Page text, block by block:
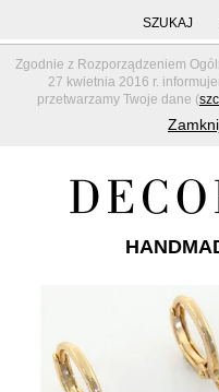
Zgodnie z Rozporządzeniem
27 kwietnia 2016 r.
przetwarzamy Twoje dane (
SZUKAJ